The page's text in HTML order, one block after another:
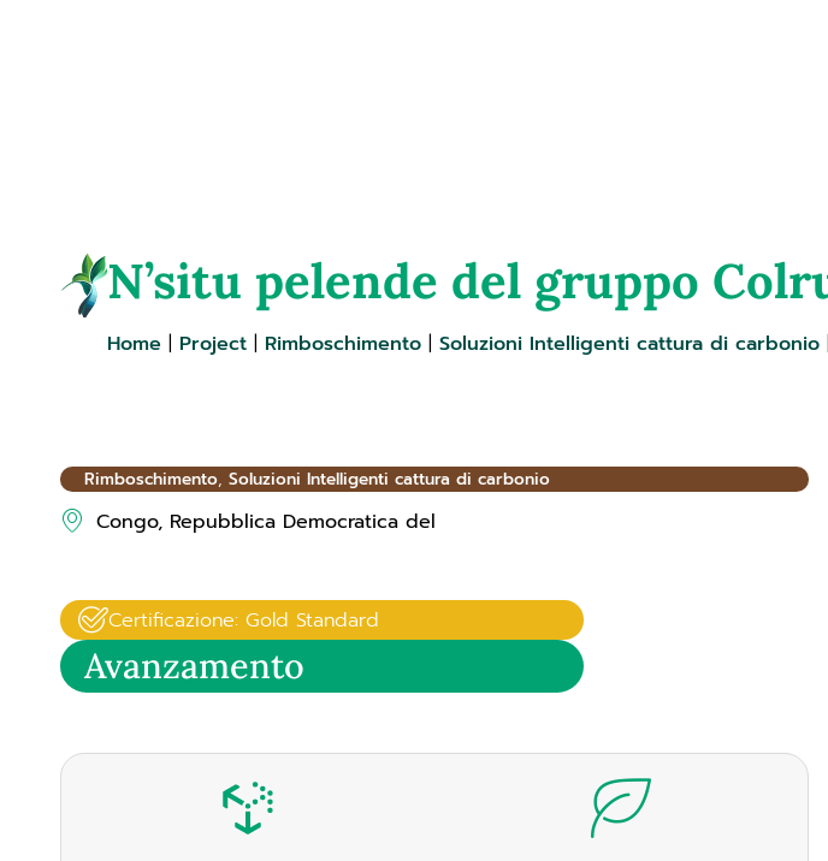
N’situ pelende del gruppo
Home| Project| Rimboschimento| Soluzioni Intelligenti cattura di carbonio|
Rimboschimento, Soluzioni Intelligenti cattura di carbonio
Congo, Repubblica Democratica del
Certificazione: Gold Standard
Avanzamento